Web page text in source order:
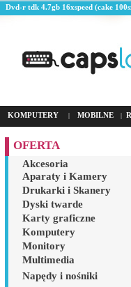
Dvd-r tdk 4.7gb 16xspeed (cake
KOMPUTERY | MOBILNE |
OFERTA
Akcesoria
Aparaty i Kamery
Drukarki i Skanery
Dyski twarde
Karty graficzne
Komputery
Monitory
Multimedia
Napędy i nośniki